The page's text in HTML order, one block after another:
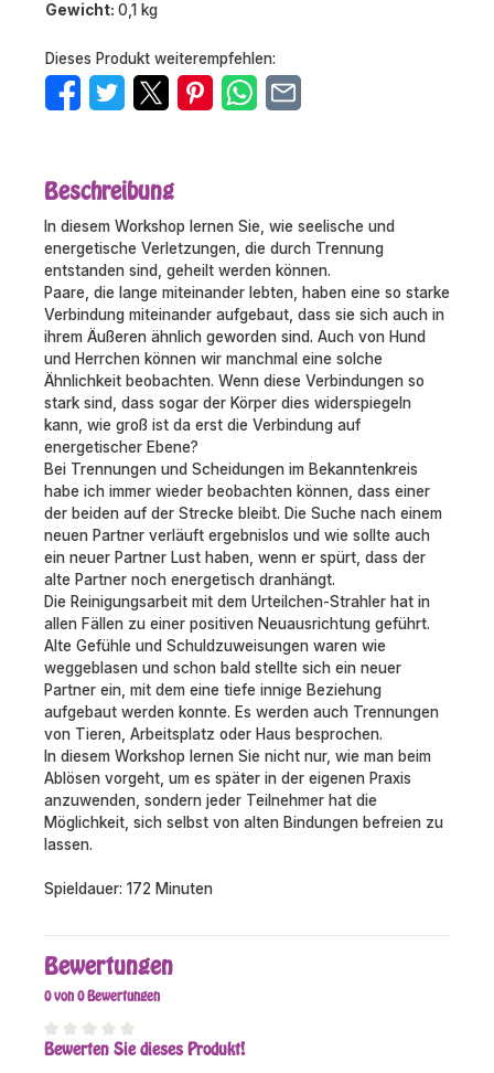
Gewicht: 0,1 kg
Dieses Produkt weiterempfehlen:
Beschreibung
In diesem Workshop lernen Sie, wie seelische und
energetische Verletzungen, die durch Trennung
entstanden sind, geheilt werden können.
Paare, die lange miteinander lebten, haben eine so starke
Verbindung miteinander aufgebaut, dass sie sich auch in
ihrem Äußeren ähnlich geworden sind. Auch von Hund
und Herrchen können wir manchmal eine solche
Ähnlichkeit beobachten. Wenn diese Verbindungen so
stark sind, dass sogar der Körper dies widerspiegeln
kann, wie groß ist da erst die Verbindung auf
energetischer Ebene?
Bei Trennungen und Scheidungen im Bekanntenkreis
habe ich immer wieder beobachten können, dass einer
der beiden auf der Strecke bleibt. Die Suche nach einem
neuen Partner verläuft ergebnislos und wie sollte auch
ein neuer Partner Lust haben, wenn er spürt, dass der
alte Partner noch energetisch dranhängt.
Die Reinigungsarbeit mit dem Urteilchen-Strahler hat in
allen Fällen zu einer positiven Neuausrichtung geführt.
Alte Gefühle und Schuldzuweisungen waren wie
weggeblasen und schon bald stellte sich ein neuer
Partner ein, mit dem eine tiefe innige Beziehung
aufgebaut werden konnte. Es werden auch Trennungen
von Tieren, Arbeitsplatz oder Haus besprochen.
In diesem Workshop lernen Sie nicht nur, wie man beim
Ablösen vorgeht, um es später in der eigenen Praxis
anzuwenden, sondern jeder Teilnehmer hat die
Möglichkeit, sich selbst von alten Bindungen befreien zu
lassen.
Spieldauer: 172 Minuten
Bewertungen
0 von 0 Bewertungen
Durchschnittliche Bewertung von 0 von 5 Sternen
Bewerten Sie dieses Produkt!